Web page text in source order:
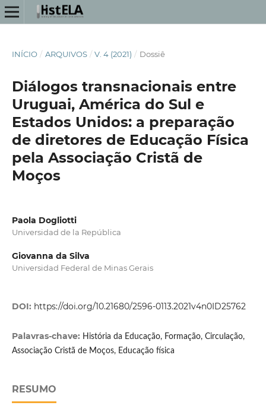
INÍCIO / ARQUIVOS / V. 4 (2021) / Dossiê
Diálogos transnacionais entre
Uruguai, América do Sul e
Estados Unidos: a preparação
de diretores de Educação Física
pela Associação Cristã de
Moços
Paola Dogliotti
Universidad de la República
Giovanna da Silva
Universidad Federal de Minas Gerais
DOI: https://doi.org/10.21680/2596-0113.2021v4n0ID25762
Palavras-chave: História da Educação, Formação, Circulação,
Associação Cristã de Moços, Educação física
RESUMO